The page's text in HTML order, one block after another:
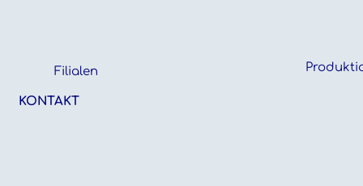
Filialen
KONTAKT